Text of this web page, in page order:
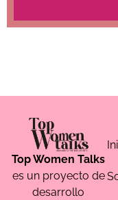
Top Women Talks
es un proyecto de
desarrollo